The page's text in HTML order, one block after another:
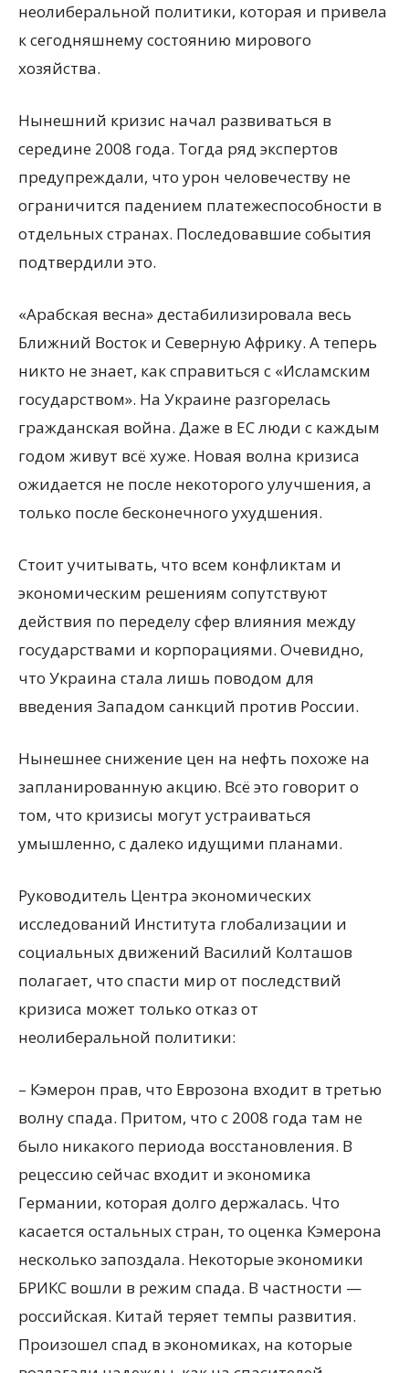
неолиберальной политики, которая и привела
к сегодняшнему состоянию мирового
хозяйства.
Нынешний кризис начал развиваться в
середине 2008 года. Тогда ряд экспертов
предупреждали, что урон человечеству не
ограничится падением платежеспособности в
отдельных странах. Последовавшие события
подтвердили это.
«Арабская весна» дестабилизировала весь
Ближний Восток и Северную Африку. А теперь
никто не знает, как справиться с «Исламским
государством». На Украине разгорелась
гражданская война. Даже в ЕС люди с каждым
годом живут всё хуже. Новая волна кризиса
ожидается не после некоторого улучшения, а
только после бесконечного ухудшения.
Стоит учитывать, что всем конфликтам и
экономическим решениям сопутствуют
действия по переделу сфер влияния между
государствами и корпорациями. Очевидно,
что Украина стала лишь поводом для
введения Западом санкций против России.
Нынешнее снижение цен на нефть похоже на
запланированную акцию. Всё это говорит о
том, что кризисы могут устраиваться
умышленно, с далеко идущими планами.
Руководитель Центра экономических
исследований Института глобализации и
социальных движений Василий Колташов
полагает, что спасти мир от последствий
кризиса может только отказ от
неолиберальной политики:
– Кэмерон прав, что Еврозона входит в третью
волну спада. Притом, что с 2008 года там не
было никакого периода восстановления. В
рецессию сейчас входит и экономика
Германии, которая долго держалась. Что
касается остальных стран, то оценка Кэмерона
несколько запоздала. Некоторые экономики
БРИКС вошли в режим спада. В частности —
российская. Китай теряет темпы развития.
Произошел спад в экономиках, на которые